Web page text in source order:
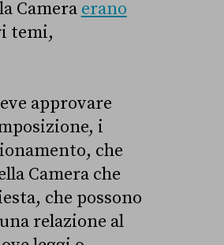
Camera erano
temi,
approvare
i
che
Camera che
che possono
relazione al